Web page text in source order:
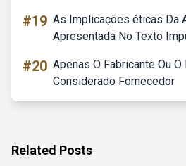
#19 As Implicações éticas Da
Apresentada No Texto
#20 Apenas O Fabricante Ou
Considerado Fornecedor
Related Posts